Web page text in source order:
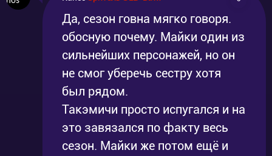
Да, сезон говна мягко говоря.
обосную почему. Майки один из
сильнейших персонажей, но он
не смог уберечь сестру хотя
был рядом.
Такэмичи просто испугался и на
это завязался по факту весь
сезон. Майки же потом ещё и